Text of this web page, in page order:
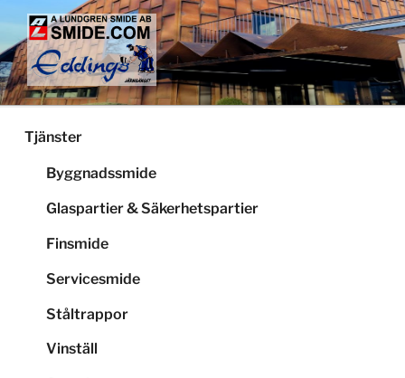
Hoppa
innehåll
LUNDGRENS SMIDE
Smide och glaspartier i Stockholm
Tjänster
Byggnadssmide
Glaspartier & Säkerhetspartier
Finsmide
Servicesmide
Ståltrappor
Vinställ